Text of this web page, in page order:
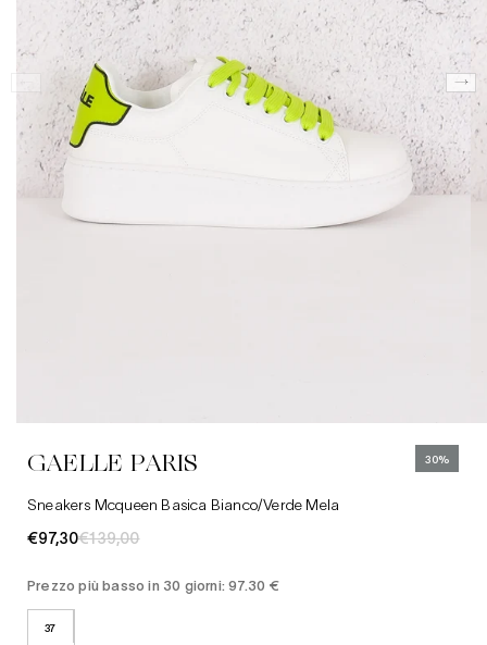
30%
GAELLE PARIS
Sneakers Mcqueen Basica Bianco/verde Mela
€97,30€139,00
Prezzo più basso in 30 giorni: 97.30 €
37
Cinture
Cappelli